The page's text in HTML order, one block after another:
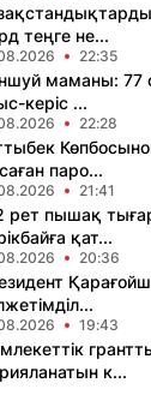
теңге не...
22:35
маманы: 77
керіс ...
22:28
паро...
21:41
рет пышақ
қат...
20:36
19:43
к...